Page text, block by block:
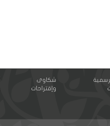
شكاوى
وإقتراحات